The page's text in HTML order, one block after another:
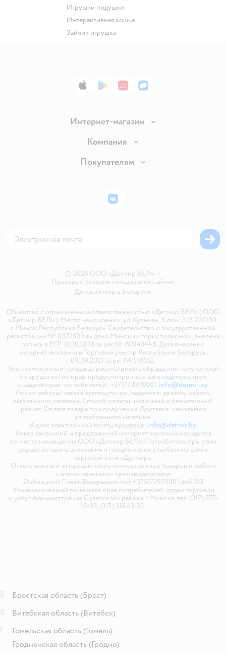
Игрушки подушки
Интерактивная кошка
Зайчик игрушка
App StoreGoogle Play
AppGallery
RuStore
Интернет-магазин
Доставка и оплата
Правила продажи
Политика использования файлов cookie
Компания
Вакансии
Покупателям
Бонусные карты
© 2026 ООО «Детмир БЕЛ» •
Правовые условия пользования сайтом
Детский мир в Беларуси
Общество с ограниченной ответственностью «Детмир БЕЛ» ( ООО
«Детмир БЕЛ» ). Место нахождения: ул. Кульман, 3, пом. 319, 220100,
г. Минск, Республика Беларусь. Свидетельство о государственной
регистрации № 0072500 выдано Минским горисполкомом, внесена
запись в ЕГР 01.10.2018 за рег.№ 193143448. Дата внесения
интернет-магазина в Торговый реестр Республики Беларусь:
09.09.2021 за рег.№ 518552.
Уполномоченный продавца рассматривать обращения покупателей
о нарушении их прав, предусмотренных законодательством
о защите прав потребителей: +375173970001, info@detmir.by.
Режим работы: заказ круглосуточно, выдача по режиму работы
выбранного магазина. Способ оплаты: наличный и безналичный
расчёт. Оплата товара при получении. Доставка: самовывоз
из выбранного магазина.
Адрес электронной почты продавца: info@detmir.by
Книга замечаний и предложений интернет-магазина находится
по месту нахождения ООО «Детмир БЕЛ». Потребитель при этом
вправе оставить замечания и предложения в любом магазине
торговой сети «Детмир».
Ответственный за продвижение отечественных товаров и работе
с отечественными производителями
Добрицкий Павел Валерьевич тел. +375173970001 доб.213
Уполномоченный по защите прав потребителей: отдел торговли
и услуг Администрация Советского района г. Минска, тел. (017) 377-
13-93, (017) 318-13-33.
ВКонтакте
Брестская область (Брест)
Витебская область (Витебск)
Гомельская область (Гомель)
Гродненская область (Гродно)